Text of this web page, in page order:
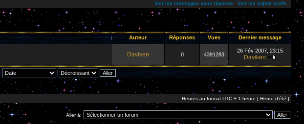
Voir les messages sans réponse Voir les sujets actifs
Auteur Réponses Vues Dernier message
Daviken 0 4391283
26 Fév 2007, 23:15
Daviken
Heures au format UTC + 1 heure [ Heure d’été ]
Aller à: